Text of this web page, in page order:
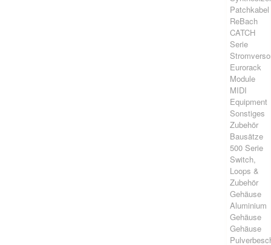
Patchkabel
ReBach
CATCH
Serie
Eurorack
Module
MIDI
Equipment
Sonstiges
Zubehör
Bausätze
500 Serie
Switch,
Loops &
Zubehör
Gehäuse
Aluminium
Gehäuse
Gehäuse